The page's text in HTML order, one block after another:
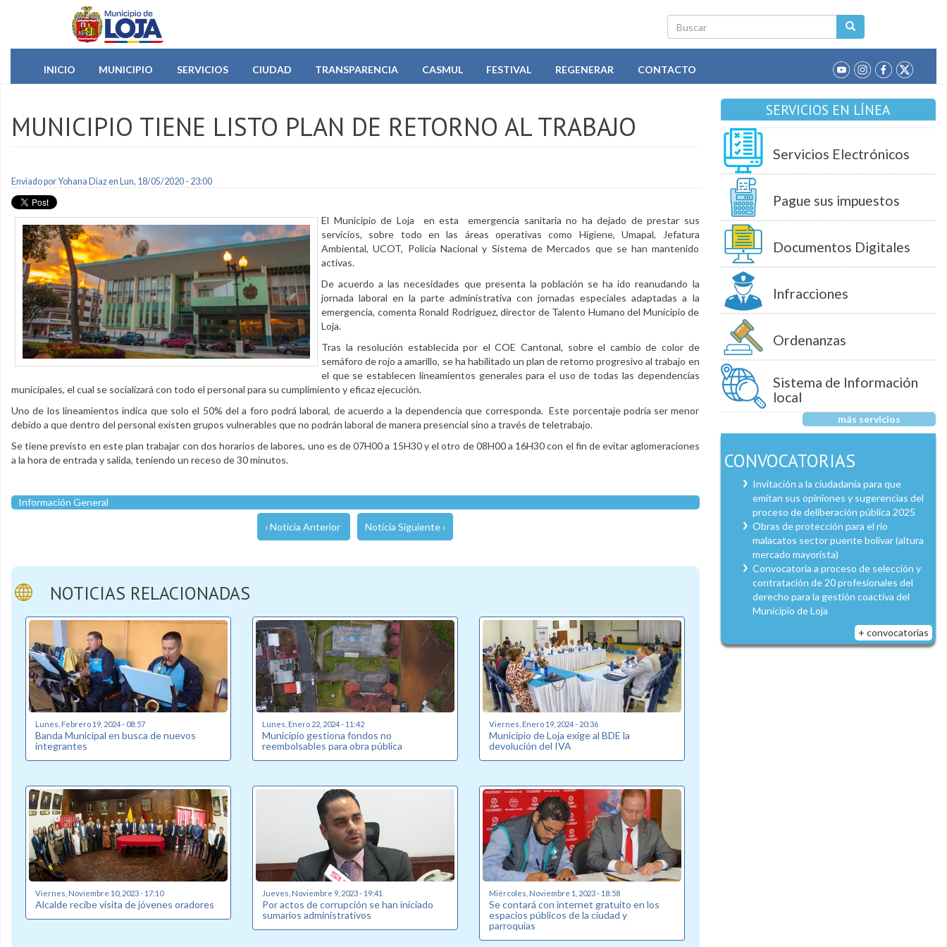
Pasar al contenido principal
Buscar
INICIO
MUNICIPIO SERVICIOS CIUDAD TRANSPARENCIA CASMUL FESTIVAL REGENERAR CONTACTO
MUNICIPIO TIENE LISTO PLAN DE RETORNO AL TRABAJO
Enviado porYohana Diazen Lun, 18/05/2020 - 23:00
El Municipio de Loja en esta emergencia sanitaria no ha dejado de prestar sus
servicios, sobre todo en las áreas operativas como Higiene, Umapal, Jefatura
Ambiental, UCOT, Policía Nacional y Sistema de Mercados que se han mantenido
activas.
De acuerdo a las necesidades que presenta la población se ha ido reanudando la
jornada laboral en la parte administrativa con jornadas especiales adaptadas a la
emergencia, comenta Ronald Rodríguez, director de Talento Humano del Municipio de
Loja.
Tras la resolución establecida por el COE Cantonal, sobre el cambio de color de
semáforo de rojo a amarillo, se ha habilitado un plan de retorno progresivo al trabajo en
el que se establecen lineamientos generales para el uso de todas las dependencias
municipales, el cual se socializará con todo el personal para su cumplimiento y eficaz ejecución.
Uno de los lineamientos indica que solo el 50% del a foro podrá laboral, de acuerdo a la dependencia que corresponda. Este porcentaje podría ser menor
debido a que dentro del personal existen grupos vulnerables que no podrán laboral de manera presencial sino a través de teletrabajo.
Se tiene previsto en este plan trabajar con dos horarios de labores, uno es de 07H00 a 15H30 y el otro de 08H00 a 16H30 con el fin de evitar aglomeraciones
a la hora de entrada y salida, teniendo un receso de 30 minutos.
Información General
‹ Noticia Anterior Noticia Siguiente ›
NOTICIAS RELACIONADAS
Lunes, Febrero 19, 2024 - 08:57
Banda Municipal en busca de nuevos
integrantes
Lunes, Enero 22, 2024 - 11:42
Municipio gestiona fondos no
reembolsables para obra pública
Viernes, Enero 19, 2024 - 20:36
Municipio de Loja exige al BDE la
devolución del IVA
Viernes, Noviembre 10, 2023 - 17:10
Alcalde recibe visita de jóvenes oradores
Jueves, Noviembre 9, 2023 - 19:41
Por actos de corrupción se han iniciado
sumarios administrativos
Miércoles, Noviembre 1, 2023 - 18:58
Se contará con internet gratuito en los
espacios públicos de la ciudad y
parroquias
SERVICIOS EN LÍNEA
Servicios Electrónicos
Pague sus impuestos
Documentos Digitales
Infracciones
Ordenanzas
Sistema de Información
local
más servicios
CONVOCATORIAS
Invitación a la ciudadanía para que
emitan sus opiniones y sugerencias del
proceso de deliberación pública 2025
Obras de protección para el río
malacatos sector puente bolívar (altura
mercado mayorista)
Convocatoria a proceso de selección y
contratación de 20 profesionales del
derecho para la gestión coactiva del
Municipio de Loja
+ convocatorias